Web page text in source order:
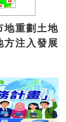
地重劃土地
注入發展